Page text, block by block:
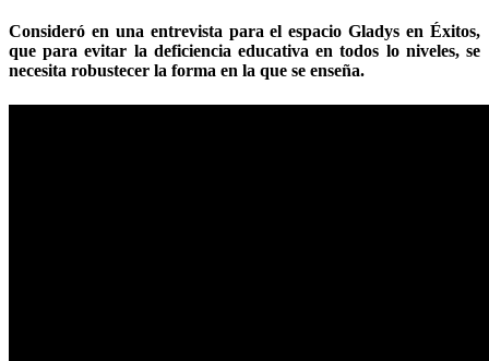
Consideró en una entrevista para el espacio Gladys en Éxitos,
que para evitar la deficiencia educativa en todos lo niveles, se
necesita robustecer la forma en la que se enseña.